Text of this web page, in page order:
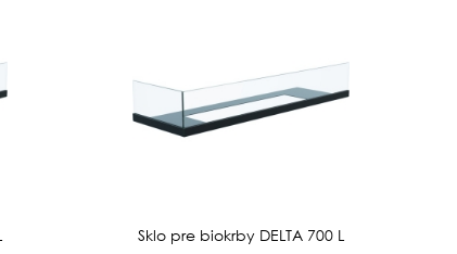
Sklo pre biokrby DELTA 700 L